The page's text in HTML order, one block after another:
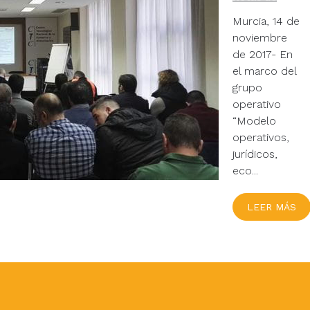
de la
en el
sector
Murcia, 14 de
noviembre
de 2017- En
el marco del
grupo
operativo
“Modelo
operativos,
jurídicos,
eco...
LEER MÁS